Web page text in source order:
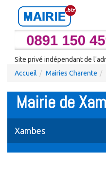
Site privé indépendant de
Accueil
Mairies Charente
Mairie de
Xambes